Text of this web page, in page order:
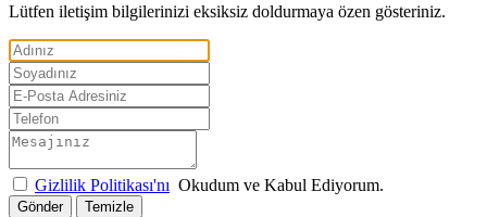
Lütfen iletişim bilgilerinizi eksiksiz doldurmaya özen gösteriniz.
Gizlilik Politikası'nı Okudum ve Kabul Ediyorum.
Gönder Temizle